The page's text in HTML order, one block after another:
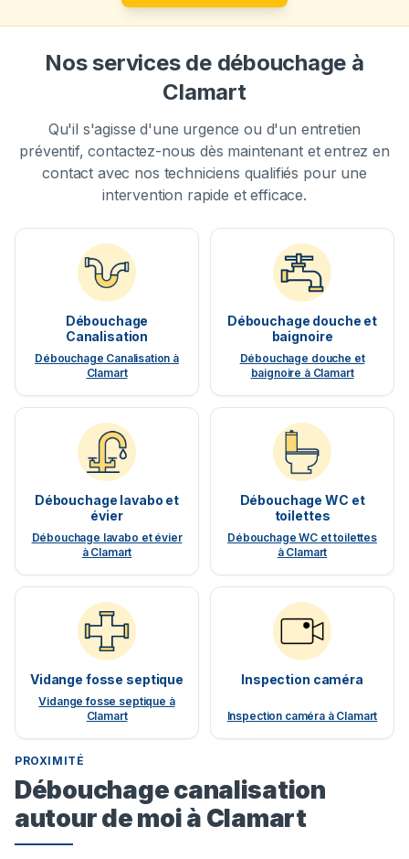
Nos services de débouchage à
Clamart
Qu'il s'agisse d'une urgence ou d'un entretien
préventif, contactez-nous dès maintenant et entrez en
contact avec nos techniciens qualifiés pour une
intervention rapide et efficace.
Débouchage
Canalisation
Débouchage Canalisation à
Clamart
Débouchage douche et
baignoire
Débouchage douche et
baignoire à Clamart
Débouchage lavabo et
évier
Débouchage lavabo et évier
à Clamart
Débouchage WC et
toilettes
Débouchage WC et toilettes
à Clamart
Vidange fosse septique
Vidange fosse septique à
Clamart
Inspection caméra
Inspection caméra à Clamart
PROXIMITÉ
Débouchage canalisation
autour de moi à Clamart